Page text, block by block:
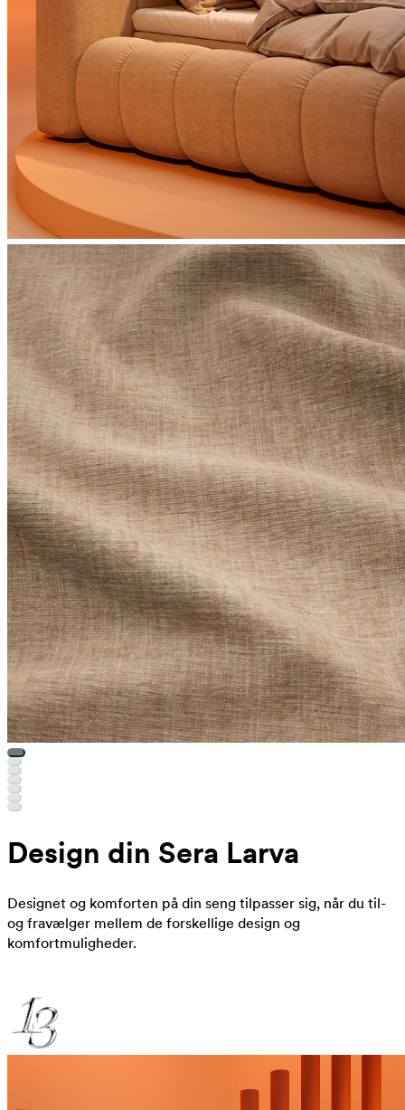
Design din Sera Larva
Designet og komforten på din seng tilpasser sig, når du til-
og fravælger mellem de forskellige design og
komfortmuligheder.